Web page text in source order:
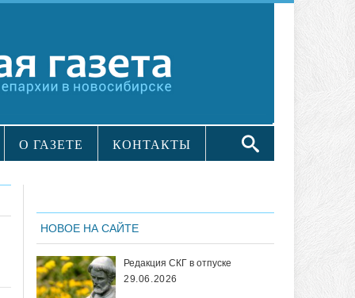
О ГАЗЕТЕ КОНТАКТЫ
НОВОЕ НА САЙТЕ
Редакция СКГ в отпуске
29.06.2026